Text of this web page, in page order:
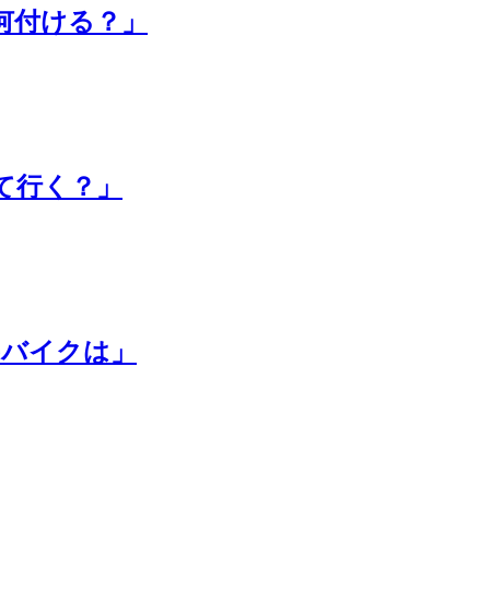
ける？」
く？」
イクは」